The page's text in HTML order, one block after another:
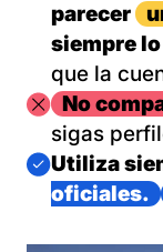
parecer
siempre
que la
Imagen
No
sigas
Imagen
Utiliza
oficiales.